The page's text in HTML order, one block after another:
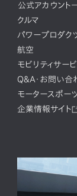
公式アカウント
クルマ
パワープロダク
航空
モビリティサービ
Q&A・お問い合
モータースポー
企業情報サイト